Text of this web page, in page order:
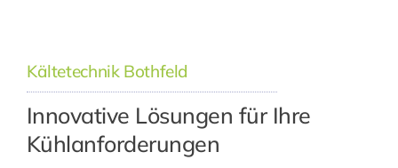
Kältetechnik Bothfeld
Innovative Lösungen für Ihre
Kühlanforderungen